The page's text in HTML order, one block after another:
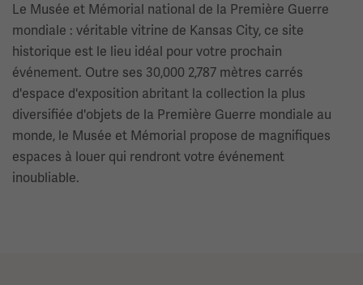
Le Musée et Mémorial national de la Première Guerre
mondiale : véritable vitrine de Kansas City, ce site
historique est le lieu idéal pour votre prochain
événement. Outre ses 30,000 2,787 mètres carrés
d'espace d'exposition abritant la collection la plus
diversifiée d'objets de la Première Guerre mondiale au
monde, le Musée et Mémorial propose de magnifiques
espaces à louer qui rendront votre événement
inoubliable.